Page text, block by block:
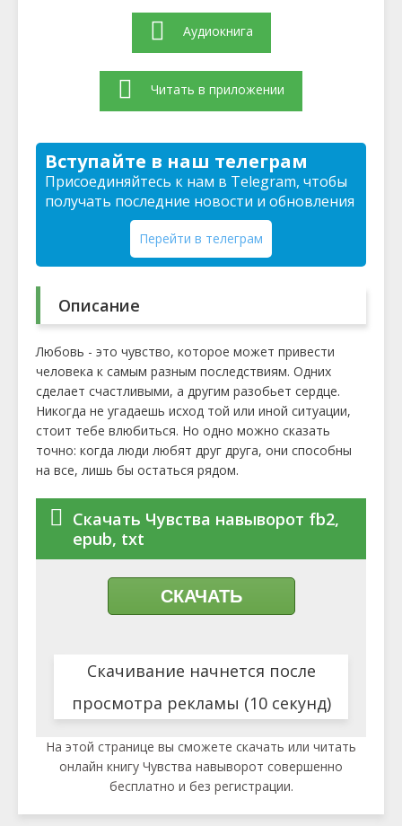
Аудиокнига
Читать в приложении
Вступайте в наш телеграм
Присоединяйтесь к нам в Telegram, чтобы
получать последние новости и обновления
Перейти в телеграм
Описание
Любовь - это чувство, которое может привести
человека к самым разным последствиям. Одних
сделает счастливыми, а другим разобьет сердце.
Никогда не угадаешь исход той или иной ситуации,
стоит тебе влюбиться. Но одно можно сказать
точно: когда люди любят друг друга, они способны
на все, лишь бы остаться рядом.
Скачать Чувства навыворот fb2,
epub, txt
СКАЧАТЬ
Скачивание начнется после
просмотра рекламы (10 секунд)
На этой странице вы сможете скачать или читать
онлайн книгу Чувства навыворот совершенно
бесплатно и без регистрации.